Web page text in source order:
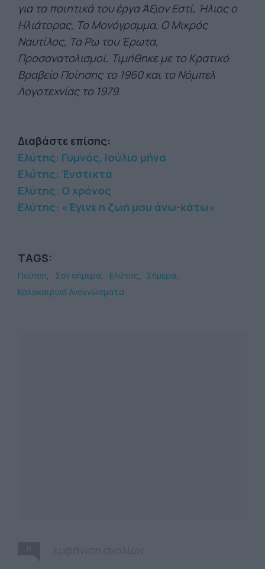
για τα ποιητικά του έργα Άξιον Εστί, Ήλιος ο
Ηλιάτορας, Το Μονόγραμμα, Ο Μικρός
Ναυτίλος, Τα Ρω του Έρωτα,
Προσανατολισμοί. Τιμήθηκε με το Κρατικό
Βραβείο Ποίησης το 1960 και το Νόμπελ
Λογοτεχνίας το 1979.
Διαβάστε επίσης:
Ελύτης: Γυμνός, Iούλιο μήνα
Ελύτης: Ένστικτα
Ελύτης: Ο χρόνος
Ελύτης: «Έγινε η ζωή μου άνω-κάτω»
TAGS:
Ποίηση Σαν σήμερα Ελύτης
Σήμερα
Καλοκαιρινά Αναγνώσματα